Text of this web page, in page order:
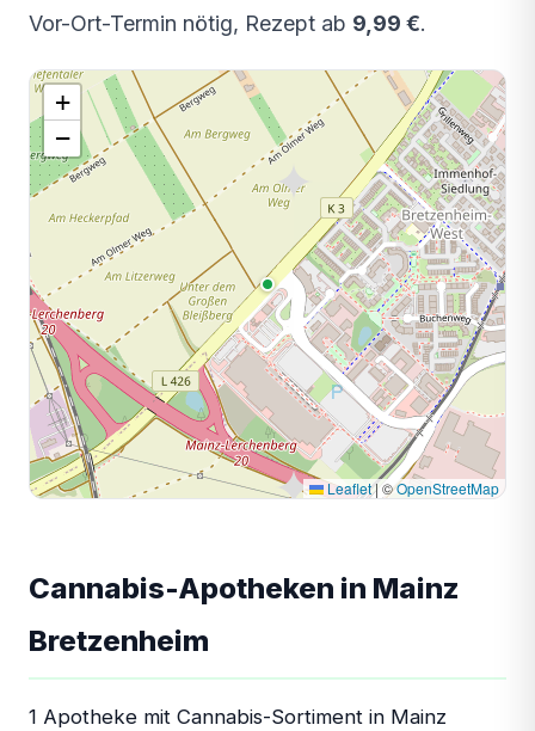
Vor-Ort-Termin nötig, Rezept ab 9,99 €.
+
−
Leaflet|©OpenStreetMap
Cannabis-Apotheken in Mainz
Bretzenheim
1 Apotheke mit Cannabis-Sortiment in Mainz